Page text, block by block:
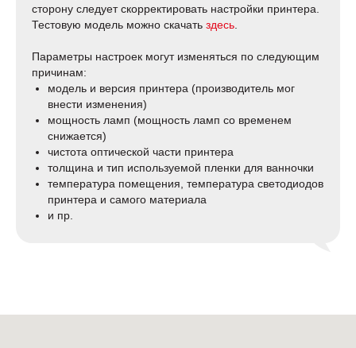
сторону следует скорректировать настройки принтера.
Тестовую модель можно скачать здесь
Параметры настроек могут изменяться по следующим
причинам:
модель и версия принтера (производитель мог
внести изменения)
мощность ламп (мощность ламп со временем
снижается)
чистота оптической части принтера
толщина и тип используемой пленки для ванночки
температура помещения, температура светодиодов
принтера и самого материала
и пр.